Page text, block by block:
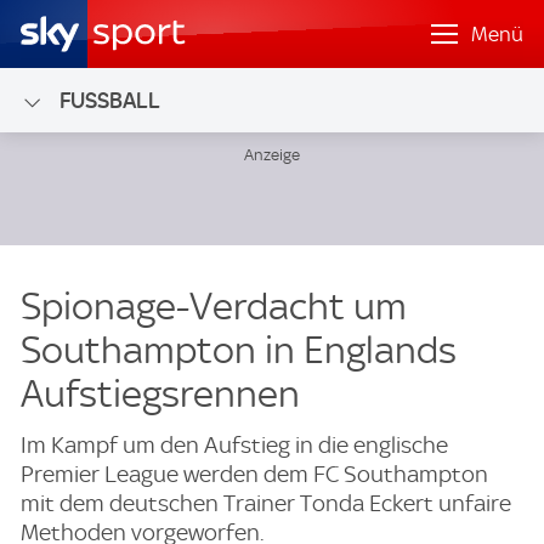
Menü
FUSSBALL
Spionage-Verdacht um
Southampton in Englands
Aufstiegsrennen
Im Kampf um den Aufstieg in die englische
Premier League werden dem FC Southampton
mit dem deutschen Trainer Tonda Eckert unfaire
Methoden vorgeworfen.